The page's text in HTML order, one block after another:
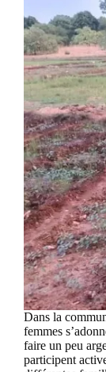
Dans la
femmes
faire un peu
participent